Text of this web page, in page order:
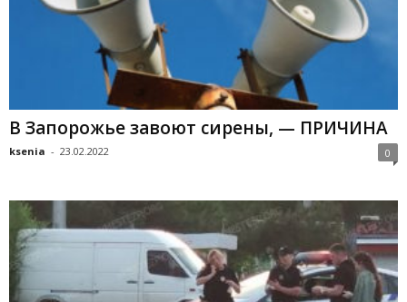
В Запорожье завоют сирены, — ПРИЧИНА
ksenia - 23.02.2022 0